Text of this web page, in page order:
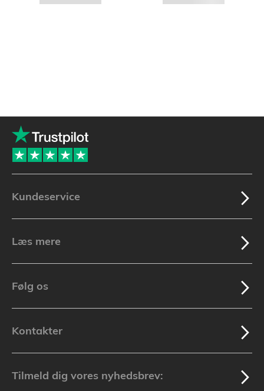
Kundeservice
Læs mere
Følg os
Kontakter
Tilmeld dig vores nyhedsbrev: